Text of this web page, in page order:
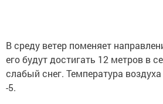
В среду ветер поменяет
его будут достигать 12 метров в
слабый снег. Температура
-5.